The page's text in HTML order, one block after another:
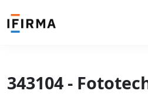
343104 -